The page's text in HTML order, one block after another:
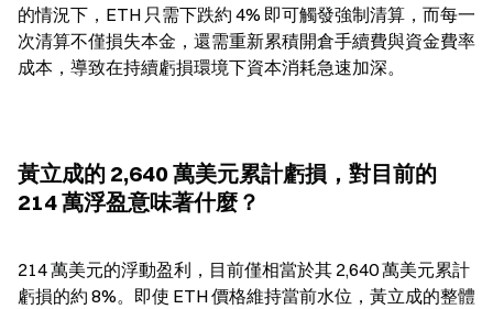
的情況下，ETH 只需下跌約 4% 即可觸發強制清算，而每一
次清算不僅損失本金，還需重新累積開倉手續費與資金費率
成本，導致在持續虧損環境下資本消耗急速加深。
黃立成的 2,640 萬美元累計虧損，對目前的
214 萬浮盈意味著什麼？
214 萬美元的浮動盈利，目前僅相當於其 2,640 萬美元累計
虧損的約 8%。即使 ETH 價格維持當前水位，黃立成的整體